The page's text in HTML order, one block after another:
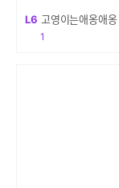
L6 고영이는애옹애옹
1